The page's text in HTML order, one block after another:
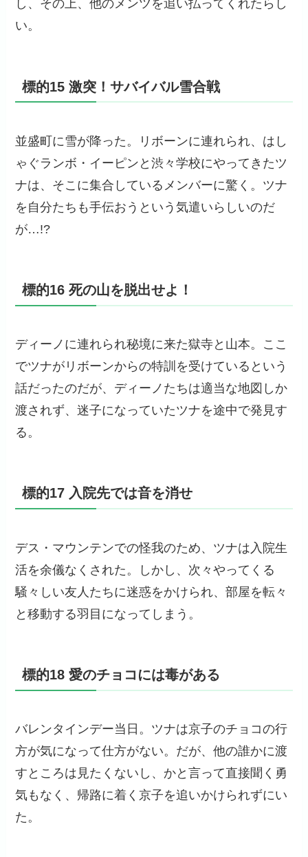
し、その上、他のメンツを追い払ってくれたらし
い。
標的15 激突！サバイバル雪合戦
並盛町に雪が降った。リボーンに連れられ、はし
ゃぐランボ・イーピンと渋々学校にやってきたツ
ナは、そこに集合しているメンバーに驚く。ツナ
を自分たちも手伝おうという気遣いらしいのだ
が…!?
標的16 死の山を脱出せよ！
ディーノに連れられ秘境に来た獄寺と山本。ここ
でツナがリボーンからの特訓を受けているという
話だったのだが、ディーノたちは適当な地図しか
渡されず、迷子になっていたツナを途中で発見す
る。
標的17 入院先では音を消せ
デス・マウンテンでの怪我のため、ツナは入院生
活を余儀なくされた。しかし、次々やってくる
騒々しい友人たちに迷惑をかけられ、部屋を転々
と移動する羽目になってしまう。
標的18 愛のチョコには毒がある
バレンタインデー当日。ツナは京子のチョコの行
方が気になって仕方がない。だが、他の誰かに渡
すところは見たくないし、かと言って直接聞く勇
気もなく、帰路に着く京子を追いかけられずにい
た。